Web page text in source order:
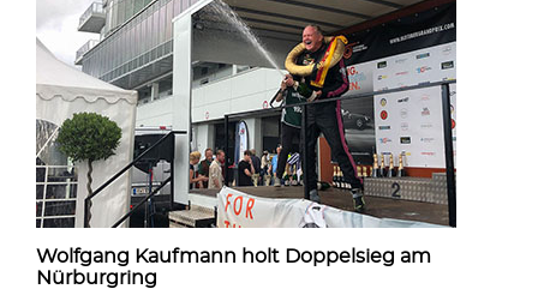
Wolfgang Kaufmann holt Doppelsieg am
Nürburgring